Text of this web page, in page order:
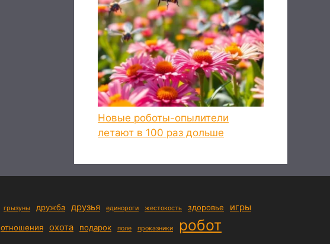
Новые роботы-опылители
летают в 100 раз дольше
грызуны дружба друзья единороги жестокость здоровье игры
отношения охота подарок поле проказники робот